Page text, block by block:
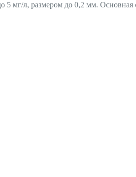
5 мг/л, размером до 0,2 мм. Основная